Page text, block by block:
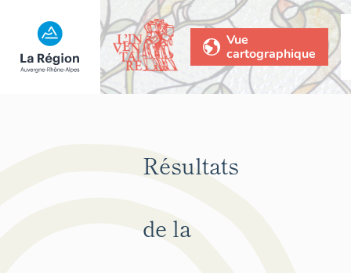
Vue
cartographique
Résultats
de la